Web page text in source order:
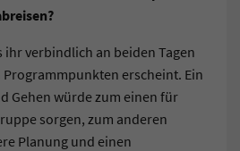
ihr verbindlich an beiden Tagen
erscheint. Ein
Gehen würde zum einen für
sorgen, zum anderen
Planung und einen